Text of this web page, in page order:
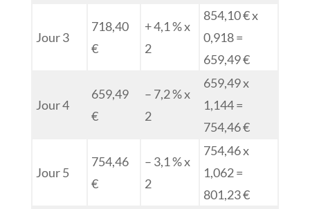
Jour 3
718,40
€
+ 4,1 % x
2
854,10 € x
0,918 =
659,49 €
Jour 4
659,49
€
– 7,2 % x
2
659,49 x
1,144 =
754,46 €
Jour 5
754,46
€
– 3,1 % x
2
754,46 x
1,062 =
801,23 €